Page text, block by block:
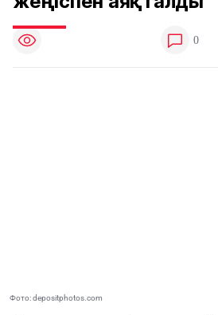
0
Фото: depositphotos.com